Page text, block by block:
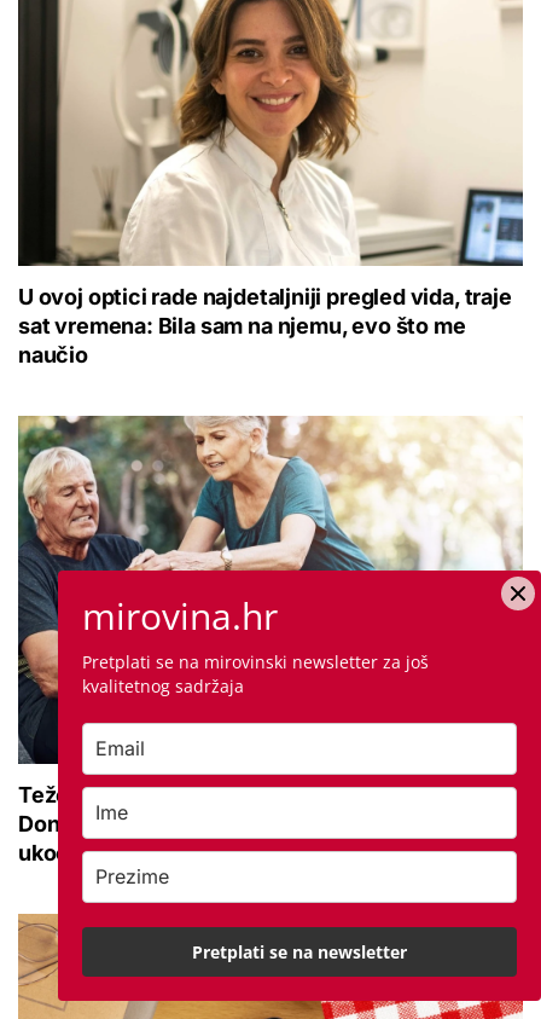
U ovoj optici rade najdetaljniji pregled vida, traje
sat vremena: Bila sam na njemu, evo što me
naučio
Teže se krećete zbog bolnih zglobova?
Donosimo savjete za lakši pokret i ublažavanje
ukočenosti
mirovina.hr
Pretplati se na mirovinski newsletter za još
kvalitetnog sadržaja
Pretplati se na newsletter